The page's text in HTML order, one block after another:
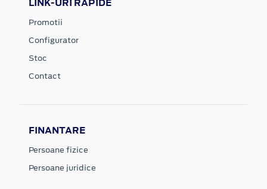
LINK-URI RAPIDE
Promotii
Configurator
Stoc
Contact
FINANTARE
Persoane fizice
Persoane juridice